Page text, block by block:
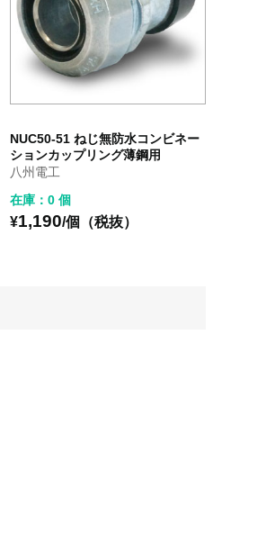
NUC50-51 ねじ無防水コンビネー
ションカップリング薄鋼用
八州電工
在庫：0 個
¥1,190/個（税抜）